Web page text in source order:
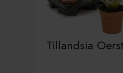
Tillandsia